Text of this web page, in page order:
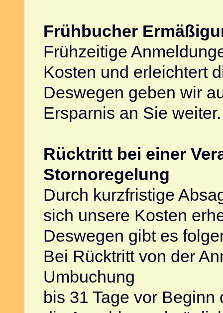
Frühbucher
Frühzeitige
Kosten und erleichtert
Deswegen geben wir
Ersparnis an Sie weiter.
Rücktritt bei einer
Stornoregelung
Durch kurzfristige
sich unsere Kosten
Deswegen gibt es
Bei Rücktritt von der
Umbuchung
bis 31 Tage vor Beginn